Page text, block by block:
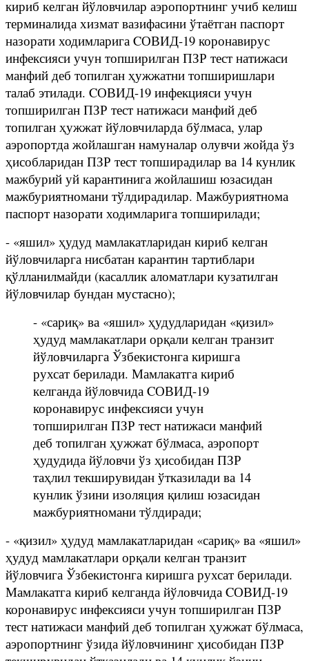
кириб келган йўловчилар аэропортнинг учиб келиш
терминалида хизмат вазифасини ўтаётган паспорт
назорати ходимларига CОВИД-19 коронавирус
инфексияси учун топширилган ПЗР тест натижаси
манфий деб топилган ҳужжатни топширишлари
талаб этилади. CОВИД-19 инфекцияси учун
топширилган ПЗР тест натижаси манфий деб
топилган ҳужжат йўловчиларда бўлмаса, улар
аэропортда жойлашган намуналар олувчи жойда ўз
ҳисобларидан ПЗР тест топширадилар ва 14 кунлик
мажбурий уй карантинига жойлашиш юзасидан
мажбуриятномани тўлдирадилар. Мажбуриятнома
паспорт назорати ходимларига топширилади;
- «яшил» ҳудуд мамлакатларидан кириб келган
йўловчиларга нисбатан карантин тартиблари
қўлланилмайди (касаллик аломатлари кузатилган
йўловчилар бундан мустасно);
- «сариқ» ва «яшил» ҳудудларидан «қизил»
ҳудуд мамлакатлари орқали келган транзит
йўловчиларга Ўзбекистонга киришга
рухсат берилади. Мамлакатга кириб
келганда йўловчида CОВИД-19
коронавирус инфексияси учун
топширилган ПЗР тест натижаси манфий
деб топилган ҳужжат бўлмаса, аэропорт
ҳудудида йўловчи ўз ҳисобидан ПЗР
таҳлил текширувидан ўтказилади ва 14
кунлик ўзини изоляция қилиш юзасидан
мажбуриятномани тўлдиради;
- «қизил» ҳудуд мамлакатларидан «сариқ» ва «яшил»
ҳудуд мамлакатлари орқали келган транзит
йўловчига Ўзбекистонга киришга рухсат берилади.
Мамлакатга кириб келганда йўловчида CОВИД-19
коронавирус инфексияси учун топширилган ПЗР
тест натижаси манфий деб топилган ҳужжат бўлмаса,
аэропортнинг ўзида йўловчининг ҳисобидан ПЗР